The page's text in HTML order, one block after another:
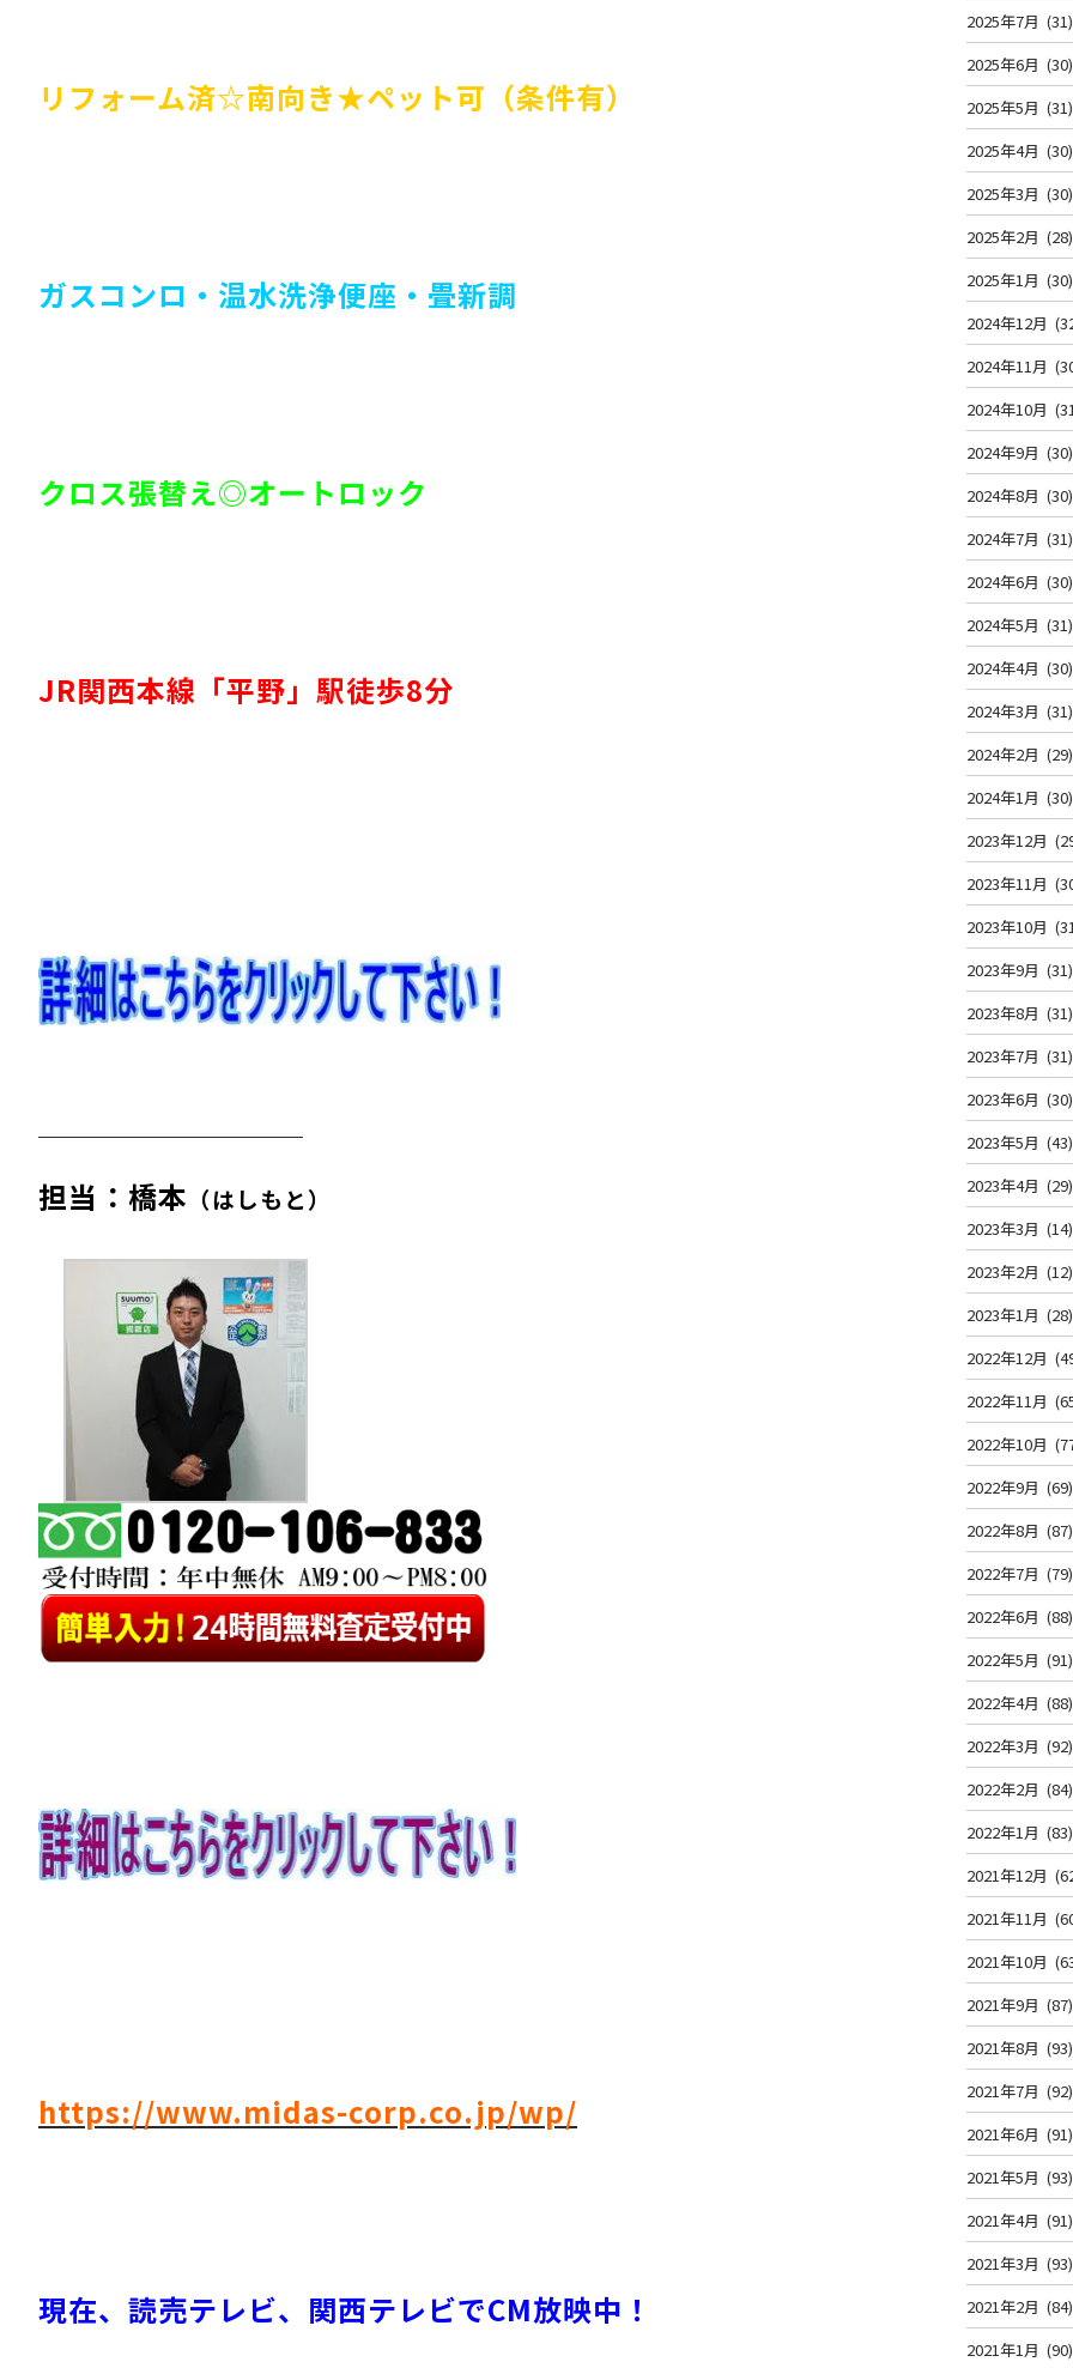
リフォーム済☆南向き★ペット可（条件有）
ガスコンロ・温水洗浄便座・畳新調
クロス張替え◎オートロック
JR関西本線「平野」駅徒歩8分
担当：橋本 （はしもと）
https://www.midas-corp.co.jp/wp/
現在、読売テレビ、関西テレビでCM放映中！
2025年7月 (31)
2025年6月 (30)
2025年5月 (31)
2025年4月 (30)
2025年3月 (30)
2025年2月 (28)
2025年1月 (30)
2024年12月
2024年11月
2024年10月
2024年9月 (30)
2024年8月 (30)
2024年7月 (31)
2024年6月 (30)
2024年5月 (31)
2024年4月 (30)
2024年3月 (31)
2024年2月 (29)
2024年1月 (30)
2023年12月
2023年11月
2023年10月
2023年9月 (31)
2023年8月 (31)
2023年7月 (31)
2023年6月 (30)
2023年5月 (43)
2023年4月 (29)
2023年3月 (14)
2023年2月 (12)
2023年1月 (28)
2022年12月
2022年11月
2022年10月
2022年9月 (69)
2022年8月 (87)
2022年7月 (79)
2022年6月 (88)
2022年5月 (91)
2022年4月 (88)
2022年3月 (92)
2022年2月 (84)
2022年1月 (83)
2021年12月
2021年11月
2021年10月
2021年9月 (87)
2021年8月 (93)
2021年7月 (92)
2021年6月 (91)
2021年5月 (93)
2021年4月 (91)
2021年3月 (93)
2021年2月 (84)
2021年1月 (90)